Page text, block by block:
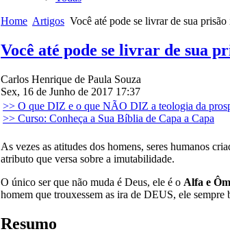
Home Artigos Você até pode se livrar de sua
Você até pode se livrar de sua
Carlos Henrique de Paula Souza
Sex, 16 de Junho de 2017 17:37
>> O que DIZ e o que NÃO DIZ a teologia da
>> Curso: Conheça a Sua Bíblia de Capa a Capa
As vezes as atitudes dos homens, seres humanos
atributo que versa sobre a imutabilidade.
O único ser que não muda é Deus, ele é o Alfa e
homem que trouxessem as ira de DEUS, ele
Resumo